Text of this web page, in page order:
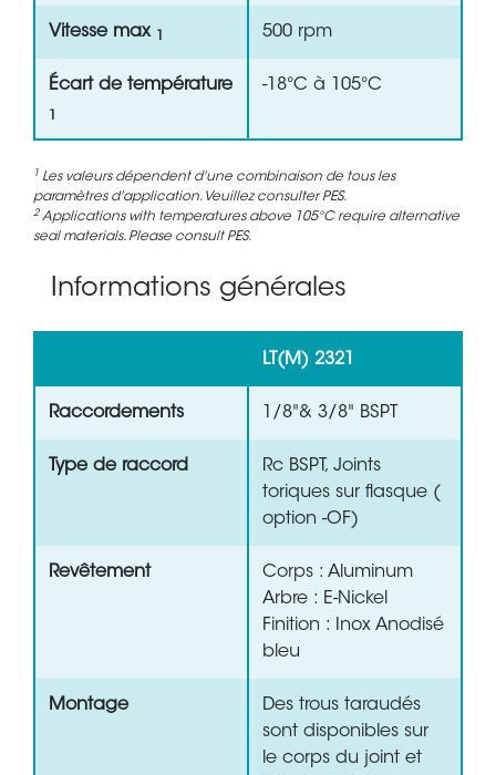
Vitesse max 500 rpm
Écart de température -18°C à 105°C
1 Les valeurs dépendent d'une combinaison de tous les
paramètres d'application. Veuillez consulter PES.
2 Applications with temperatures above 105°C require alternative
seal materials. Please consult PES.
Informations générales
LT(M) 2321
Raccordements 1/8"& 3/8" BSPT
Type de raccord
Rc BSPT, Joints
toriques sur flasque (
option -OF)
Revêtement
Corps : Aluminum
Arbre : E-Nickel
Finition : Inox Anodisé
bleu
Montage
Des trous taraudés
sont disponibles sur
le corps du joint et